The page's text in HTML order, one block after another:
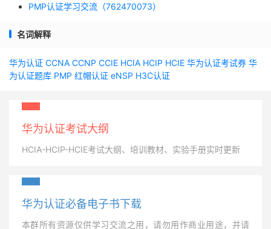
PMP认证学习交流（762470073）
名词解释
华为认证 CCNA CCNP CCIE HCIA HCIP HCIE 华为认证考试券 华
为认证题库 PMP 红帽认证 eNSP H3C认证
华为认证考试大纲
HCIA-HCIP-HCIE考试大纲、培训教材、实验手册实时更新
华为认证必备电子书下载
本群所有资源仅供学习交流之用，请勿用作商业用途，并请